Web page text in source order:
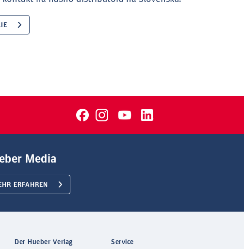
Media
ERFAHREN
Der Hueber Verlag Service